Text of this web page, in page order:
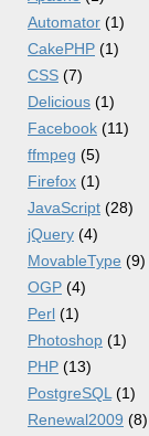
Automator (1)
CakePHP (1)
CSS (7)
Delicious (1)
Facebook (11)
ffmpeg (5)
Firefox (1)
JavaScript (28)
jQuery (4)
MovableType (9)
OGP (4)
Perl (1)
Photoshop (1)
PHP (13)
PostgreSQL (1)
Renewal2009 (8)